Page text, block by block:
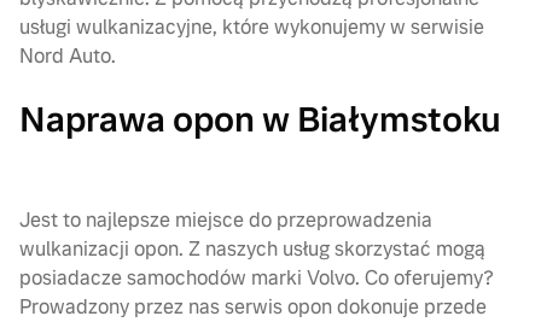
usługi wulkanizacyjne, które wykonujemy w serwisie
Nord Auto.
Naprawa opon w Białymstoku
Jest to najlepsze miejsce do przeprowadzenia
wulkanizacji opon. Z naszych usług skorzystać mogą
posiadacze samochodów marki Volvo. Co oferujemy?
Prowadzony przez nas serwis opon dokonuje przede